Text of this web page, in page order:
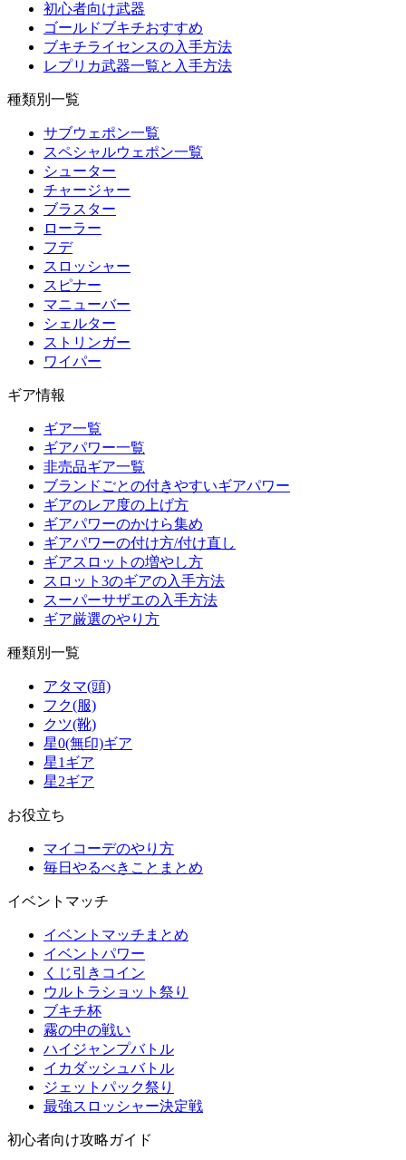
初心者向け武器
ゴールドブキチおすすめ
ブキチライセンスの入手方法
レプリカ武器一覧と入手方法
種類別一覧
サブウェポン一覧
スペシャルウェポン一覧
シューター
チャージャー
ブラスター
ローラー
フデ
スロッシャー
スピナー
マニューバー
シェルター
ストリンガー
ワイパー
ギア情報
ギア一覧
ギアパワー一覧
非売品ギア一覧
ブランドごとの付きやすいギアパワー
ギアのレア度の上げ方
ギアパワーのかけら集め
ギアパワーの付け方/付け直し
ギアスロットの増やし方
スロット3のギアの入手方法
スーパーサザエの入手方法
ギア厳選のやり方
種類別一覧
アタマ(頭)
フク(服)
クツ(靴)
星0(無印)ギア
星1ギア
星2ギア
お役立ち
マイコーデのやり方
毎日やるべきことまとめ
イベントマッチ
イベントマッチまとめ
イベントパワー
くじ引きコイン
ウルトラショット祭り
ブキチ杯
霧の中の戦い
ハイジャンプバトル
イカダッシュバトル
ジェットパック祭り
最強スロッシャー決定戦
初心者向け攻略ガイド